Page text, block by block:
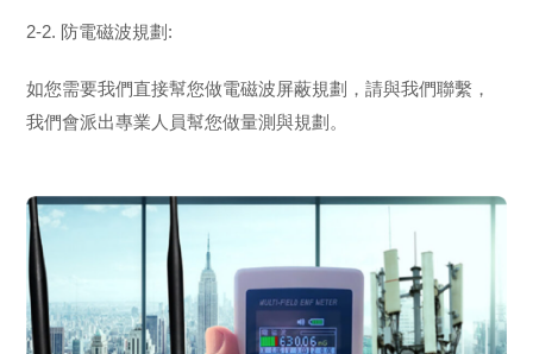
2-2. 防電磁波規劃:
如您需要我們直接幫您做電磁波屏蔽規劃，請與我們聯繫，
我們會派出專業人員幫您做量測與規劃。